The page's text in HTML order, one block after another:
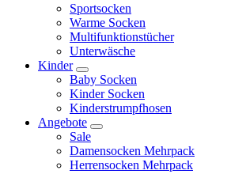
Sportsocken
Warme Socken
Multifunktionstücher
Unterwäsche
Kinder
Baby Socken
Kinder Socken
Kinderstrumpfhosen
Angebote
Sale
Damensocken Mehrpack
Herrensocken Mehrpack